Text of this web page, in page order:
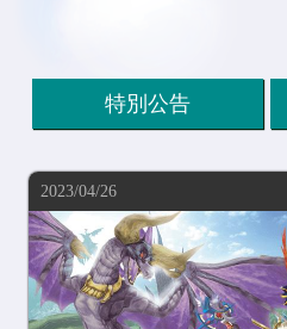
STAKING
Learn More
CONTACT
COMMUNITY
特別公告
2023/04/26